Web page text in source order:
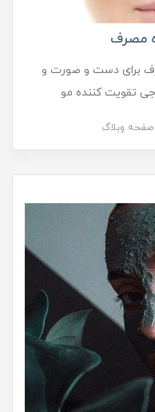
مصرف
برای دست و صورت و
تقویت کننده مو
صفحه وبلاگ